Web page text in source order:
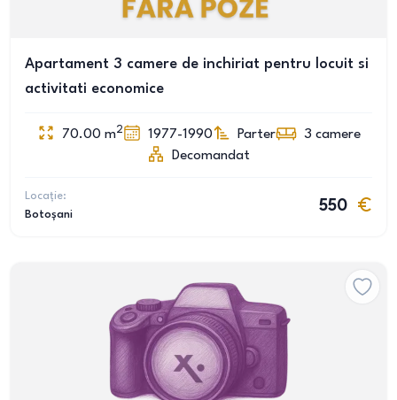
Apartament 3 camere de inchiriat pentru locuit si
activitati economice
70.00 m2 1977-1990 Parter 3 camere
Decomandat
Locație:
Botoșani
550